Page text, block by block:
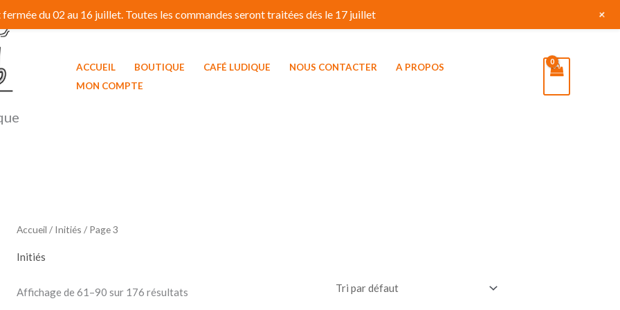
ACCUEIL BOUTIQUE CAFÉ LUDIQUE NOUS CONTACTER
A PROPOS
MON COMPTE
Accueil / Initiés / Page 3
Initiés
Affichage de 61–90 sur 176 résultats
fermée du 02 au 16 juillet. Toutes les commandes seront traitées dés le 17 juillet +